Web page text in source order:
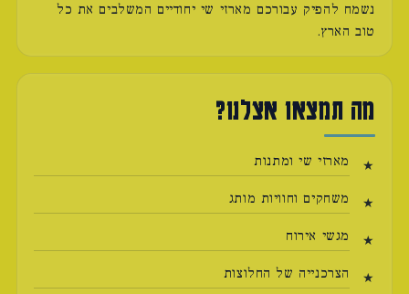
נשמח להפיק עבורכם מארזי שי יחודיים המשלבים את כל
טוב הארץ.
מה תמצאו אצלנו?
מארזי שי ומתנות
משחקים וחוויות מותג
מגשי אירוח
הצרכנייה של החלוצות